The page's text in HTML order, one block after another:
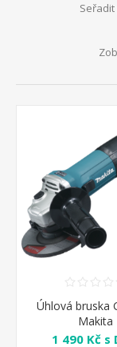
Úhlová bruska
Makita
1 490 Kč s